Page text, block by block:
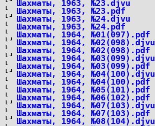
Шахматы, 1963, №23.djvu
Шахматы, 1963, №23.pdf
Шахматы, 1963, №24.djvu
Шахматы, 1963, №24.pdf
Шахматы, 1964, №01(097).pdf
Шахматы, 1964, №02(098).djvu
Шахматы, 1964, №02(098).pdf
Шахматы, 1964, №03(099).djvu
Шахматы, 1964, №03(099).pdf
Шахматы, 1964, №04(100).djvu
Шахматы, 1964, №04(100).pdf
Шахматы, 1964, №05(101).pdf
Шахматы, 1964, №06(102).pdf
Шахматы, 1964, №07(103).djvu
Шахматы, 1964, №07(103).pdf
Шахматы, 1964, №08(104).djvu